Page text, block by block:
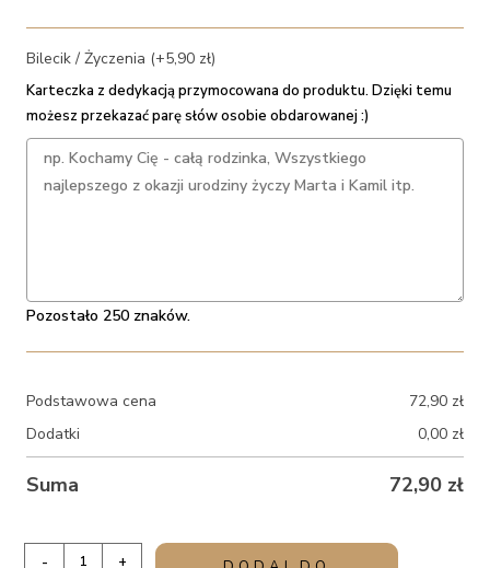
Bilecik / Życzenia (+5,90 zł)
Karteczka z dedykacją przymocowana do produktu. Dzięki temu
możesz przekazać parę słów osobie obdarowanej :)
Pozostało 250 znaków.
Podstawowa cena 72,90 zł
Dodatki
0,00 zł
Suma 72,90 zł
- +